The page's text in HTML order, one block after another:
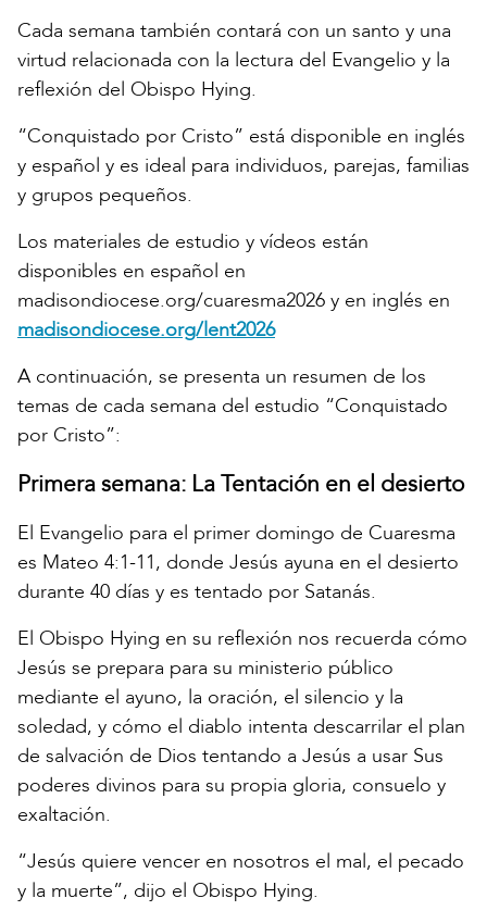
Cada semana también contará con un santo y una
virtud relacionada con la lectura del Evangelio y la
reflexión del Obispo Hying.
“Conquistado por Cristo” está disponible en inglés
y español y es ideal para individuos, parejas, familias
y grupos pequeños.
Los materiales de estudio y vídeos están
disponibles en español en
madisondiocese.org/cuaresma2026 y en inglés en
madisondiocese.org/lent2026
A continuación, se presenta un resumen de los
temas de cada semana del estudio “Conquistado
por Cristo”:
Primera semana: La Tentación en el desierto
El Evangelio para el primer domingo de Cuaresma
es Mateo 4:1-11, donde Jesús ayuna en el desierto
durante 40 días y es tentado por Satanás.
El Obispo Hying en su reflexión nos recuerda cómo
Jesús se prepara para su ministerio público
mediante el ayuno, la oración, el silencio y la
soledad, y cómo el diablo intenta descarrilar el plan
de salvación de Dios tentando a Jesús a usar Sus
poderes divinos para su propia gloria, consuelo y
exaltación.
“Jesús quiere vencer en nosotros el mal, el pecado
y la muerte”, dijo el Obispo Hying.